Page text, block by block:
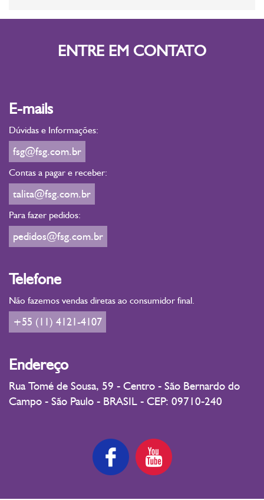
ENTRE EM CONTATO
E-mails
Dúvidas e Informações:
fsg@fsg.com.br
Contas a pagar e receber:
talita@fsg.com.br
Para fazer pedidos:
pedidos@fsg.com.br
Telefone
Não fazemos vendas diretas ao consumidor final.
+55 (11) 4121-4107
Endereço
Rua Tomé de Sousa, 59 - Centro - São Bernardo do
Campo - São Paulo - BRASIL - CEP: 09710-240